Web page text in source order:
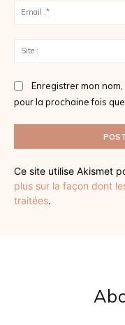
Enregistrer mon
pour la prochaine fois
Ce site utilise Akismet
plus sur la façon dont
traitées.